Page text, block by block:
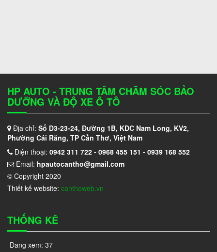
HP AUTO - TRUNG TÂM CHĂM SÓC BẢO
DƯỠNG VÀ ĐỘ XE Ô TÔ
Địa chỉ: Số D3-23-24, Đường 1B, KDC Nam Long, KV2,
Phường Cái Răng, TP Cần Thơ, Việt Nam
Điện thoại: 0942 311 722 - 0968 455 151 - 0939 168 552
Email: hpautocantho@gmail.com
© Copyright 2020
Thiết kế website: canthoweb.vn
THỐNG KÊ
Đang xem: 37